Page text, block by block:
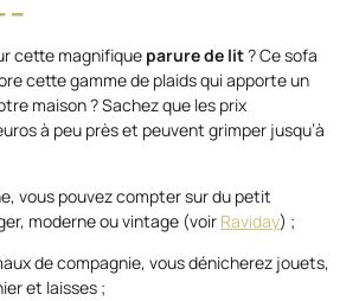
cette magnifique parure de lit ? Ce sofa
cette gamme de plaids qui apporte un
maison ? Sachez que les prix
à peu près et peuvent grimper jusqu’à
vous pouvez compter sur du petit
moderne ou vintage (voir Raviday) ;
de compagnie, vous dénicherez jouets,
et laisses ;